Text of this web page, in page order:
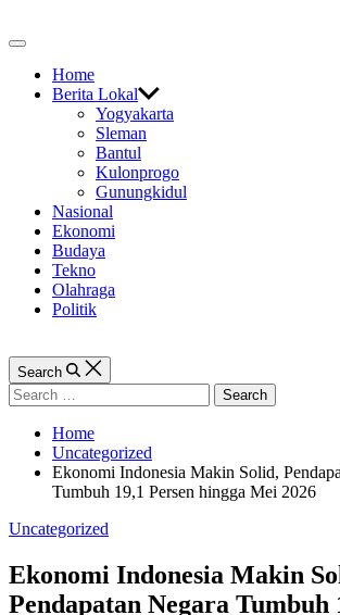
to
Off
CanvasHome
Berita Lokal
Yogyakarta
Sleman
Bantul
Kulonprogo
Gunungkidul
Nasional
Ekonomi
Budaya
Tekno
Olahraga
Politik
Search
Search
for:
Home
Uncategorized
Ekonomi Indonesia Makin Solid,
Tumbuh 19,1 Persen hingga Mei 2026
Categories
Uncategorized
Ekonomi Indonesia Makin
Pendapatan Negara Tumbuh